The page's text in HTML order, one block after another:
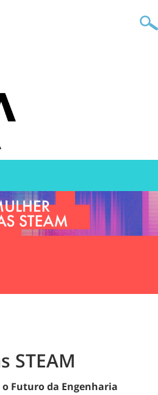
STEAM
Futuro da Engenharia